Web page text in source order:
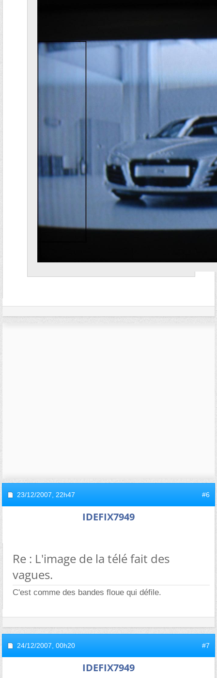
23/12/2007, 22h47 #6
IDEFIX7949
Re : L'image de la télé fait des
vagues.
C'est comme des bandes floue qui défile.
24/12/2007, 00h20 #7
IDEFIX7949